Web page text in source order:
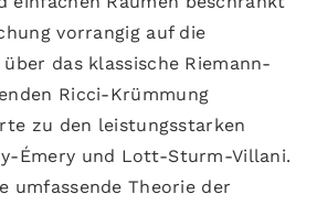
vorrangig auf die
das klassische Riemann-
Ricci-Krümmung
zu den leistungsstarken
Émery und Lott-Sturm-Villani.
umfassende Theorie der